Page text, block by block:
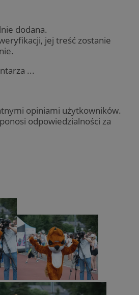
dodana.
jej treść zostanie
...
opiniami użytkowników.
odpowiedzialności za